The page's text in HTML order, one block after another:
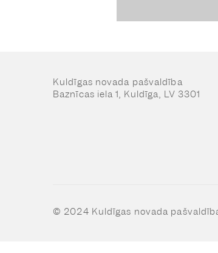
Kuldīgas novada pašvaldība
Baznīcas iela 1, Kuldīga, LV 3301
© 2024 Kuldīgas novada